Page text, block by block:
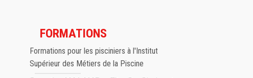
FORMATIONS
Formations pour les pisciniers à l'Institut
Supérieur des Métiers de la Piscine